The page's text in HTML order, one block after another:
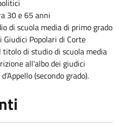
30 e 65 anni
di scuola media di primo grado
Popolari di Corte
titolo di studio di scuola media
all'albo dei giudici
(secondo grado).